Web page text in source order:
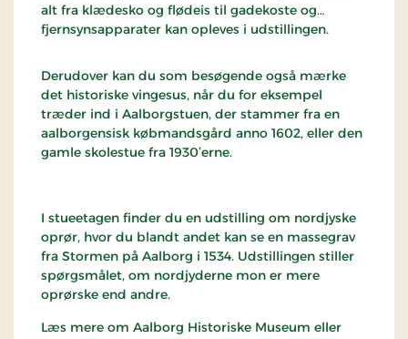
alt fra klædesko og flødeis til gadekoste og
fjernsynsapparater kan opleves i udstillingen.
Derudover kan du som besøgende også mærke
det historiske vingesus, når du for eksempel
træder ind i Aalborgstuen, der stammer fra en
aalborgensisk købmandsgård anno 1602, eller den
gamle skolestue fra 1930’erne.
I stueetagen finder du en udstilling om nordjyske
oprør, hvor du blandt andet kan se en massegrav
fra Stormen på Aalborg i 1534. Udstillingen stiller
spørgsmålet, om nordjyderne mon er mere
oprørske end andre.
Læs mere om Aalborg Historiske Museum eller